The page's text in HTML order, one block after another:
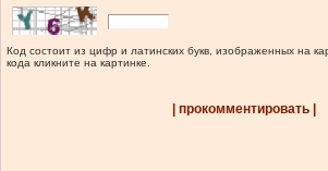
Код состоит из цифр и латинских букв, изображенных на
кода кликните на картинке.
| прокомментировать |